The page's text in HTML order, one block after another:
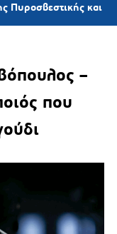
και ελικοπτέρου
–
που